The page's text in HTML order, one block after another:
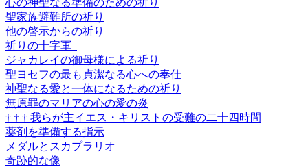
聖家族避難所の祈り
他の啓示からの祈り
祈りの十字軍
ジャカレイの御母様による祈り
聖ヨセフの最も貞潔なる心への奉仕
神聖なる愛と一体になるための祈り
無原罪のマリアの心の愛の炎
† † † 我らが主イエス・キリストの受難の二十四時間
薬剤を準備する指示
メダルとスカプラリオ
奇跡的な像